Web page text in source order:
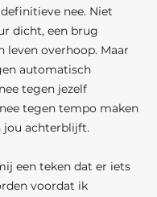
nee. Niet
dicht, een brug
leven overhoop. Maar
automatisch
tegen jezelf
tegen tempo maken
jou achterblijft.
een teken dat er iets
voordat ik